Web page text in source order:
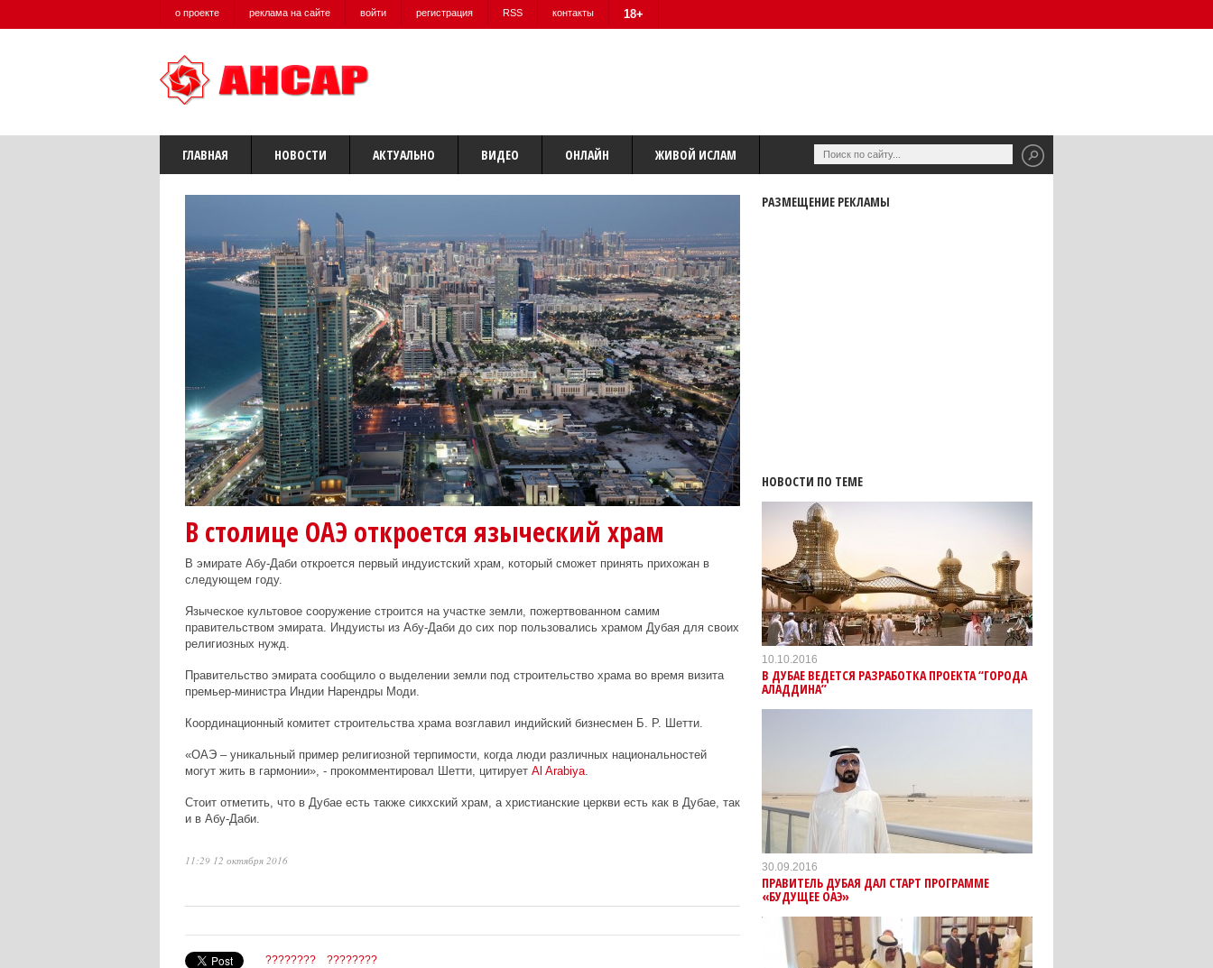
о проекте реклама на сайте войти регистрация RSS контакты 18+
ГЛАВНАЯ НОВОСТИ АКТУАЛЬНО ВИДЕО ОНЛАЙН ЖИВОЙ ИСЛАМ
В столице ОАЭ откроется языческий храм
В эмирате Абу-Даби откроется первый индуистский храм, который сможет принять прихожан в
следующем году.
Языческое культовое сооружение строится на участке земли, пожертвованном самим
правительством эмирата. Индуисты из Абу-Даби до сих пор пользовались храмом Дубая для своих
религиозных нужд.
Правительство эмирата сообщило о выделении земли под строительство храма во время визита
премьер-министра Индии Нарендры Моди.
Координационный комитет строительства храма возглавил индийский бизнесмен Б. Р. Шетти.
«ОАЭ – уникальный пример религиозной терпимости, когда люди различных национальностей
могут жить в гармонии», - прокомментировал Шетти, цитирует Al Arabiya.
Стоит отметить, что в Дубае есть также сикхский храм, а христианские церкви есть как в Дубае, так
и в Абу-Даби.
11:29 12 октября 2016
???????? ????????
РАЗМЕЩЕНИЕ РЕКЛАМЫ
НОВОСТИ ПО ТЕМЕ
10.10.2016
В ДУБАЕ ВЕДЕТСЯ РАЗРАБОТКА ПРОЕКТА “ГОРОДА
АЛАДДИНА”
30.09.2016
ПРАВИТЕЛЬ ДУБАЯ ДАЛ СТАРТ ПРОГРАММЕ
«БУДУЩЕЕ ОАЭ»